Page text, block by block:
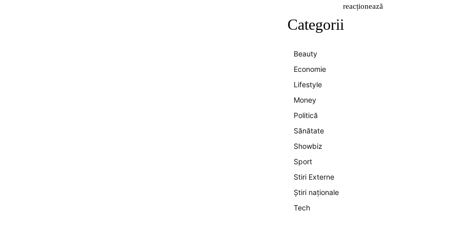
reacționează
Categorii
Beauty
Economie
Lifestyle
Money
Politică
Sănătate
Showbiz
Sport
Stiri Externe
Știri naționale
Tech